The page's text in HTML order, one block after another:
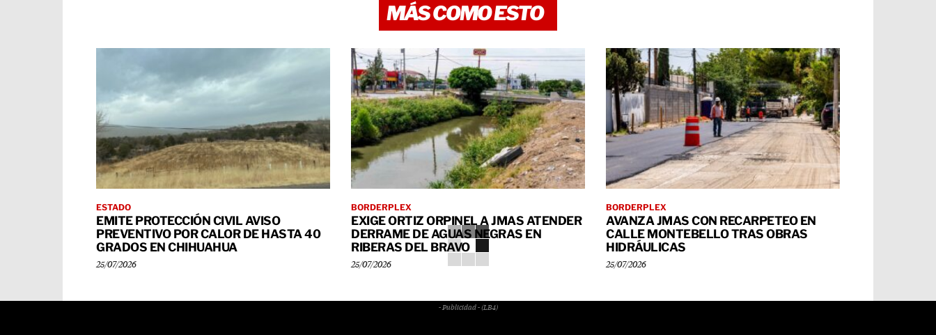
MÁS COMO ESTO
ESTADO
EMITE PROTECCIÓN CIVIL AVISO
PREVENTIVO POR CALOR DE HASTA 40
GRADOS EN CHIHUAHUA
25/07/2026
BORDERPLEX
EXIGE ORTIZ ORPINEL A JMAS ATENDER
DERRAME DE AGUAS NEGRAS EN
RIBERAS DEL BRAVO
25/07/2026
BORDERPLEX
AVANZA JMAS CON RECARPETEO EN
CALLE MONTEBELLO TRAS OBRAS
HIDRÁULICAS
25/07/2026
- Publicidad - (LB4)